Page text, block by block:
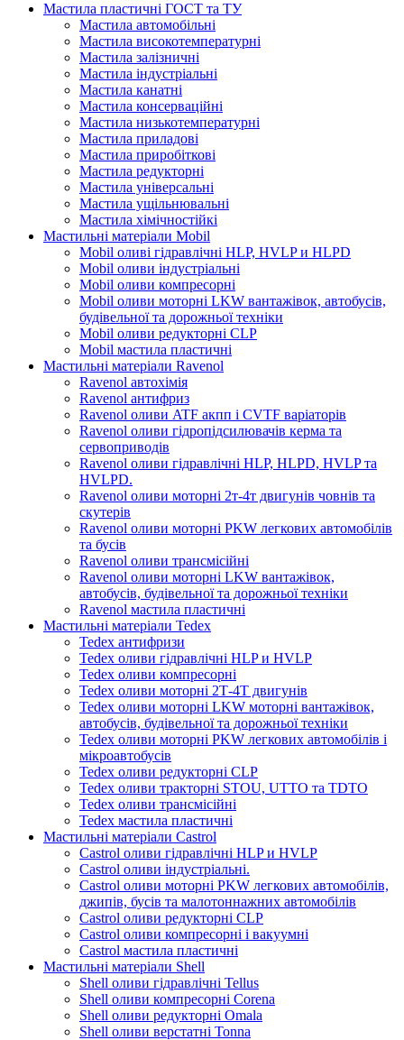
Мастила пластичні ГОСТ та ТУ
Мастила автомобільні
Мастила високотемпературні
Мастила залізничні
Мастила індустріальні
Мастила канатні
Мастила консерваційні
Мастила низькотемпературні
Мастила приладові
Мастила приробіткові
Мастила редукторні
Мастила універсальні
Мастила ущільнювальні
Мастила хімічностійкі
Мастильні матеріали Mobil
Mobil оливі гідравлічні HLP, HVLP и HLPD
Mobil оливи індустріальні
Mobil оливи компресорні
Mobil оливи моторні LKW вантажівок, автобусів,
будівельної та дорожньої техніки
Mobil оливи редукторні CLP
Mobil мастила пластичні
Мастильні матеріали Ravenol
Ravenol автохімія
Ravenol антифриз
Ravenol оливи ATF акпп і CVTF варіаторів
Ravenol оливи гідропідсилювачів керма та
сервоприводів
Ravenol оливи гідравлічні HLP, HLPD, HVLP та
HVLPD.
Ravenol оливи моторні 2т-4т двигунів човнів та
скутерів
Ravenol оливи моторні PKW легкових автомобілів
та бусів
Ravenol оливи трансмісійні
Ravenol оливи моторні LKW вантажівок,
автобусів, будівельної та дорожньої техніки
Ravenol мастила пластичні
Мастильні матеріали Tedex
Tedex антифризи
Tedex оливи гідравлічні HLP и HVLP
Tedex оливи компресорні
Tedex оливи моторні 2Т-4Т двигунів
Tedex оливи моторні LKW моторні вантажівок,
автобусів, будівельної та дорожньої техніки
Tedex оливи моторні PKW легкових автомобілів і
мікроавтобусів
Tedex оливи редукторні CLP
Tedex оливи тракторні STOU, UTTO та TDTO
Tedex оливи трансмісійні
Tedex мастила пластичні
Мастильні матеріали Castrol
Castrol оливи гідравлічні HLP и HVLP
Castrol оливи індустріальні.
Castrol оливи моторні PKW легкових автомобілів,
джипів, бусів та малотоннажних автомобілів
Castrol оливи редукторні CLP
Castrol оливи компресорні і вакуумні
Castrol мастила пластичні
Мастильні матеріали Shell
Shell оливи гідравлічні Tellus
Shell оливи компресорні Corena
Shell оливи редукторні Omala
Shell оливи верстатні Tonna